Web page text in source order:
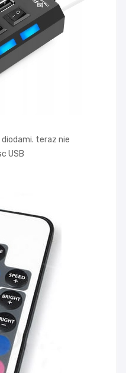
diodami. teraz nie
USB